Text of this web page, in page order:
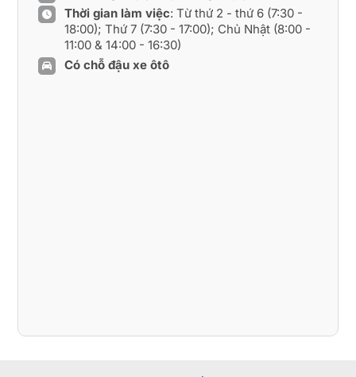
Thời gian làm việc: Từ thứ 2 - thứ 6 (7:30 -
18:00); Thứ 7 (7:30 - 17:00); Chủ Nhật (8:00 -
11:00 & 14:00 - 16:30)
Có chỗ đậu xe ôtô